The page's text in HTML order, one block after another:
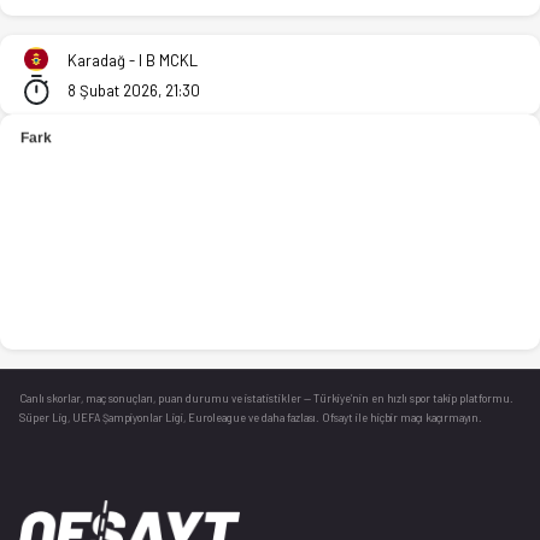
Kk Susanj - Kk Pljevlja 62-85 bitti. İstatistikler, puan
Karadağ - I B MCKL
8 Şubat 2026, 21:30
Canlı skorlar , maç sonuçları, puan durumu ve istatistikler — Türkiye’nin en hızlı spor takip platformu.
Süper Lig, UEFA Şampiyonlar Ligi, Euroleague ve daha fazlası. Ofsayt ile hiçbir maçı kaçırmayın.